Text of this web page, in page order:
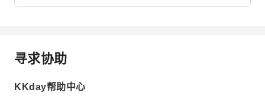
寻求协助
KKday帮助中心